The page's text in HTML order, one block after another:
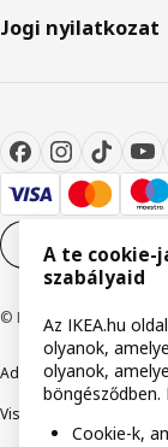
Jogi nyilatkozat
Cookie-
© Inter IKEA Systems
Adatvédelmi nyilatkozat
Visszaélés bejelentés
A te cookie-
szabályaid
Az IKEA.hu
olyanok,
olyanok,
Cookie-k,